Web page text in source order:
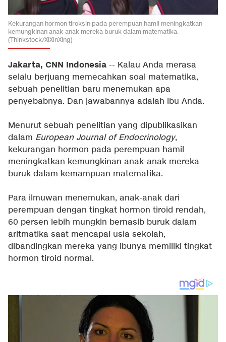
Kekurangan hormon tiroksin pada perempuan hamil meningkatkan
kemungkinan anak-anak mereka buruk dalam matematika.
(Thinkstock/XiXinXing)
Jakarta, CNN Indonesia -- Kalau Anda merasa
selalu berjuang memecahkan soal matematika,
sebuah penelitian baru menemukan apa
penyebabnya. Dan jawabannya adalah ibu Anda.
Menurut sebuah penelitian yang dipublikasikan
dalam European Journal of Endocrinology,
kekurangan hormon pada perempuan hamil
meningkatkan kemungkinan anak-anak mereka
buruk dalam kemampuan matematika.
Para ilmuwan menemukan, anak-anak dari
perempuan dengan tingkat hormon tiroid rendah,
60 persen lebih mungkin bernasib buruk dalam
aritmatika saat mencapai usia sekolah,
dibandingkan mereka yang ibunya memiliki tingkat
hormon tiroid normal.